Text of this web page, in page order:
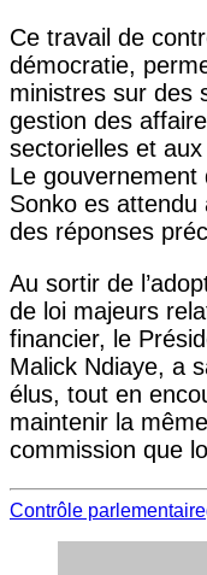
Ce travail de
démocratie,
ministres sur des
gestion des
sectorielles et
Le
Sonko es attendu
des réponses
Au sortir de
de loi majeurs
financier, le
Malick Ndiaye, a
élus, tout en
maintenir la
commission que
Contrôle parlementaire